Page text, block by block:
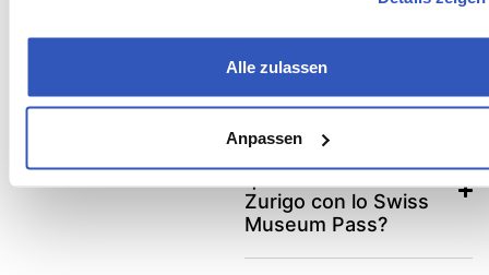
Alle zulassen
Anpassen
Qual è il museo più
Zurigo con lo Swiss
Museum Pass?